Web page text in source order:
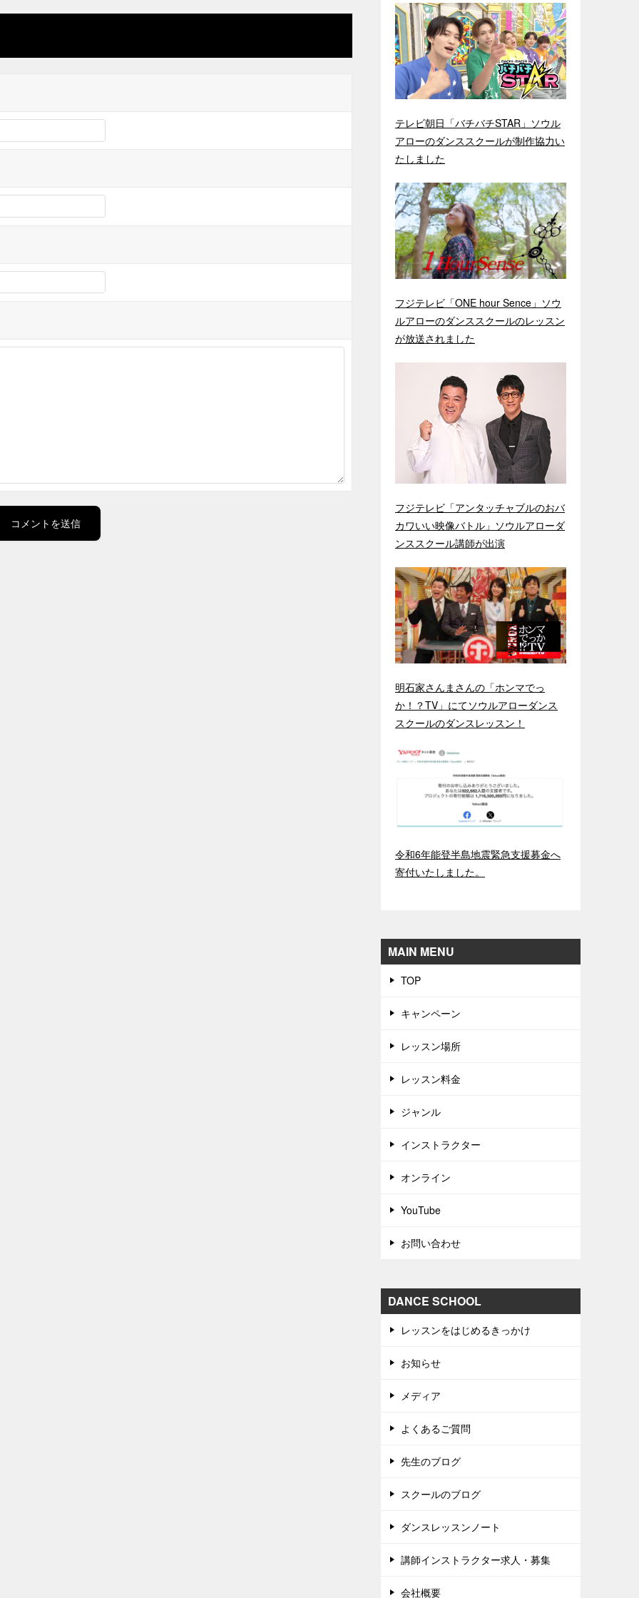
テレビ朝日「バチバチSTAR」ソウル
アローのダンススクールが制作協力い
たしました
フジテレビ「ONE hour Sence」ソウ
ルアローのダンススクールのレッスン
が放送されました
フジテレビ「アンタッチャブルのおバ
カワいい映像バトル」ソウルアローダ
ンススクール講師が出演
明石家さんまさんの「ホンマでっ
か！？TV」にてソウルアローダンス
スクールのダンスレッスン！
令和6年能登半島地震緊急支援募金へ
寄付いたしました。
MAIN MENU
TOP
キャンペーン
レッスン場所
レッスン料金
ジャンル
インストラクター
オンライン
YouTube
お問い合わせ
DANCE SCHOOL
レッスンをはじめるきっかけ
お知らせ
メディア
よくあるご質問
先生のブログ
スクールのブログ
ダンスレッスンノート
講師インストラクター求人・募集
会社概要